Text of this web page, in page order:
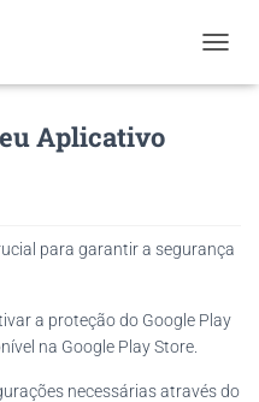
O
V
Aplicativo
para garantir a segurança
a proteção do Google Play
na Google Play Store.
necessárias através do